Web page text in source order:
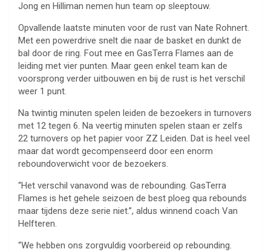
Jong en Hilliman nemen hun team op sleeptouw.
Opvallende laatste minuten voor de rust van Nate Rohnert.
Met een powerdrive snelt die naar de basket en dunkt de
bal door de ring. Fout mee en GasTerra Flames aan de
leiding met vier punten. Maar geen enkel team kan de
voorsprong verder uitbouwen en bij de rust is het verschil
weer 1 punt.
Na twintig minuten spelen leiden de bezoekers in turnovers
met 12 tegen 6. Na veertig minuten spelen staan er zelfs
22 turnovers op het papier voor ZZ Leiden. Dat is heel veel
maar dat wordt gecompenseerd door een enorm
reboundoverwicht voor de bezoekers.
“Het verschil vanavond was de rebounding. GasTerra
Flames is het gehele seizoen de best ploeg qua rebounds
maar tijdens deze serie niet.”, aldus winnend coach Van
Helfteren.
“We hebben ons zorgvuldig voorbereid op rebounding.